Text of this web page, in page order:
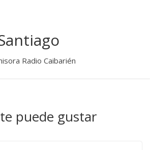
Radio Caibarién
puede gustar